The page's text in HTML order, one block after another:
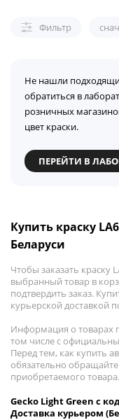
Фильтр
Не нашли
обратиться в
розничных
цвет краски.
ПЕРЕЙТИ В
Купить краску
Беларуси
Чтобы заказать краску
выбранный товар в
подтвердить заказ.
курьерской доставкой
Информация о товарах
том числе с
Перед тем, как купить
обязательно
приобретаемого товара.
Gecko Light Green с
Доставка курьером